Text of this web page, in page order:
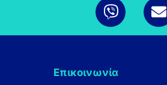
Επικοινωνία